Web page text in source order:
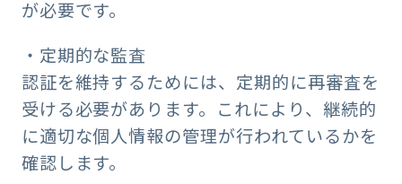
が必要です。
・定期的な監査
認証を維持するためには、定期的に再審査を
受ける必要があります。これにより、継続的
に適切な個人情報の管理が行われているかを
確認します。